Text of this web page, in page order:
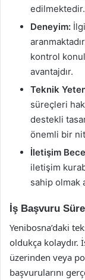
edilmektedir.
Deneyim:
kontrol
avantajdır.
Teknik
süreçleri
destekli
önemli bir
İletişim
iletişim
sahip olmak
İş Başvuru
Yenibosna’daki
oldukça kolaydır.
üzerinden veya
başvurularını